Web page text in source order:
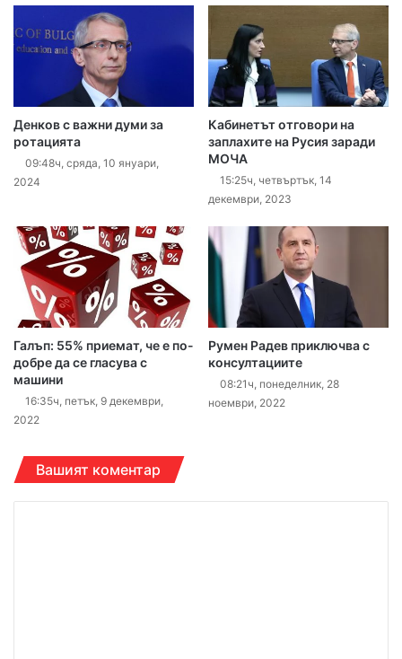
Денков с важни думи за
ротацията
09:48ч, сряда, 10 януари,
2024
Кабинетът отговори на
заплахите на Русия заради
МОЧА
15:25ч, четвъртък, 14
декември, 2023
Галъп: 55% приемат, че е по-
добре да се гласува с
машини
16:35ч, петък, 9 декември,
2022
Румен Радев приключва с
консултациите
08:21ч, понеделник, 28
ноември, 2022
Вашият коментар